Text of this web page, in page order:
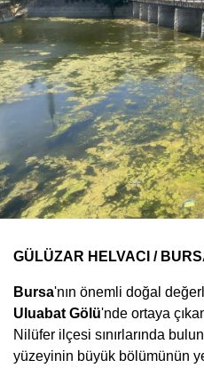
GÜLÜZAR HELVACI /
Bursa'nın önemli doğal
Uluabat Gölü'nde ortaya
Nilüfer ilçesi sınırlarında
yüzeyinin büyük bölümünün